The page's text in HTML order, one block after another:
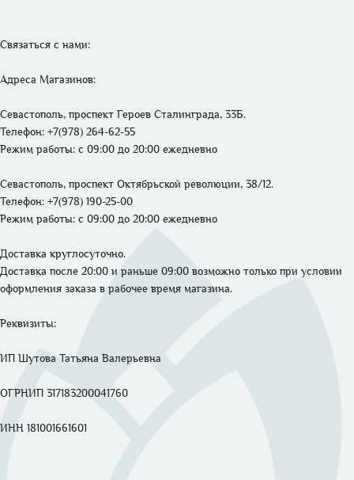
Связаться с нами:
Адреса Магазинов:
Севастополь, проспект Героев Сталинграда, 33Б.
Телефон: +7(978) 264-62-55
Режим работы: с 09:00 до 20:00 ежедневно
Севастополь, проспект Октябрьской революции, 38/12.
Телефон: +7(978) 190-25-00
Режим работы: с 09:00 до 20:00 ежедневно
Доставка круглосуточно.
Доставка после 20:00 и раньше 09:00 возможно только при условии
оформления заказа в рабочее время магазина.
Реквизиты:
ИП Шутова Татьяна Валерьевна
ОГРНИП 317183200041760
ИНН 181001661601